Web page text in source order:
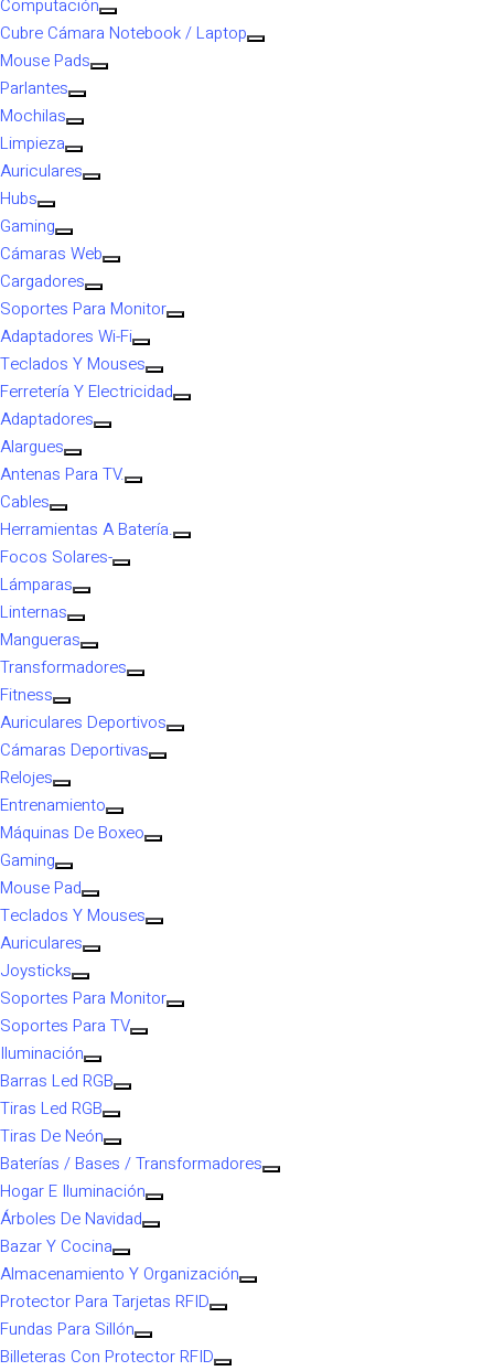
Computación
Cubre Cámara Notebook / Laptop
Mouse Pads
Parlantes
Mochilas
Limpieza
Auriculares
Hubs
Gaming
Cámaras Web
Cargadores
Soportes Para Monitor
Adaptadores Wi-Fi
Teclados Y Mouses
Ferretería Y Electricidad
Adaptadores
Alargues
Antenas Para TV.
Cables
Herramientas A Batería.
Focos Solares-
Lámparas
Linternas
Mangueras
Transformadores
Fitness
Auriculares Deportivos
Cámaras Deportivas
Relojes
Entrenamiento
Máquinas De Boxeo
Gaming
Mouse Pad
Teclados Y Mouses
Auriculares
Joysticks
Soportes Para Monitor
Soportes Para TV
Iluminación
Barras Led RGB
Tiras Led RGB
Tiras De Neón
Baterías / Bases / Transformadores
Hogar E Iluminación
Árboles De Navidad
Bazar Y Cocina
Almacenamiento Y Organización
Protector Para Tarjetas RFID
Fundas Para Sillón
Billeteras Con Protector RFID